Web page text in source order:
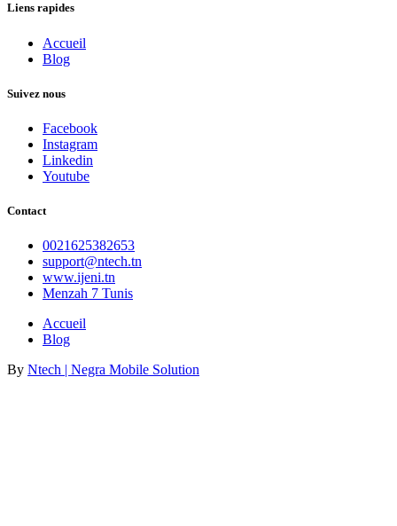
Liens rapides
Accueil
Blog
Suivez nous
Facebook
Instagram
Linkedin
Youtube
Contact
0021625382653
support@ntech.tn
www.ijeni.tn
Menzah 7 Tunis
Accueil
Blog
By Ntech | Negra Mobile Solution